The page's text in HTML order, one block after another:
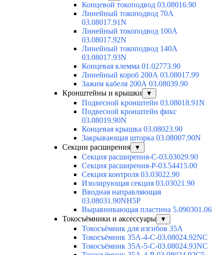
Концевой токоподвод 03.08016.90
Линейный токоподвод 70А
03.08017.91N
Линейный токоподвод 100А
03.08017.92N
Линейный токоподвод 140А
03.08017.93N
Концевая клемма 01.02773.90
Линейный короб 200А 03.08017.99
Зажим кабеля 200А 03.08039.90
Кронштейны и крышки
▼
Подвесной кронштейн 03.08018.91N
Подвесной кронштейн фикс
03.08019.90N
Концевая крышка 03.08023.90
Закрывающая шторка 03.08007.90N
Секции расширения
▼
Секция расширения-С-03.03029.90
Секция расширения-Р-03.54415.00
Секция контроля 03.03022.90
Изолирующая секция 03.03021.90
Вводная направляющая
03.08031.90NH5P
Выравнивающая пластина 5.090301.06
Токосъёмники и аксессуары
▼
Токосъёмник для изгибов 35А
Токосъёмник 35А-4-С-03.08024.92NC
Токосъёмник 35А-5-С-03.08024.93NC